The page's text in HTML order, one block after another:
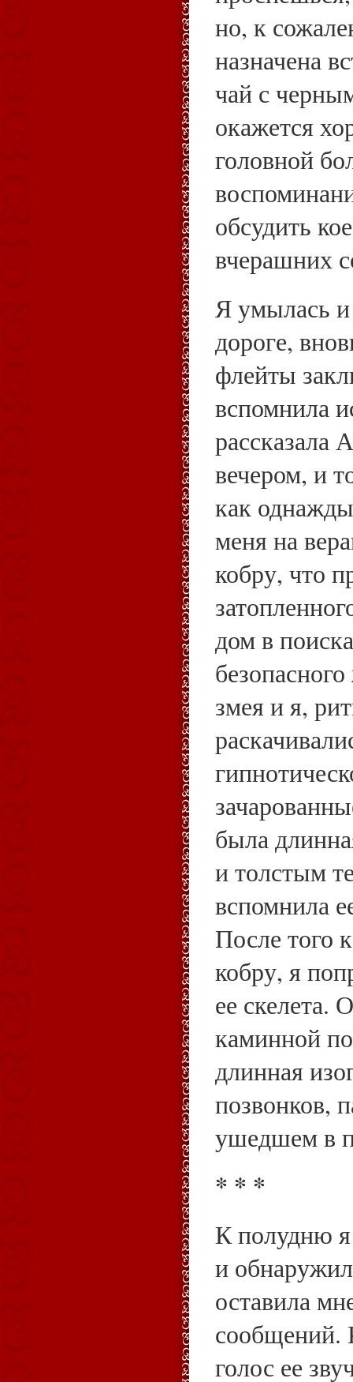
но, к
назначена
чай с
окажется
головной
обсудить
вчерашних
Я умылась и
дороге,
флейты
вспомнила
рассказала
вечером, и
как
меня на
кобру, что
дом в
змея и я,
была
и толстым
вспомнила
После того
кобру, я
ее скелета.
каминной
длинная
позвонков,
ушедшем в
* * *
К полудню я
и
оставила
сообщений.
голос ее